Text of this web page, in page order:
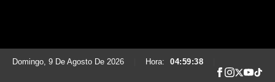
Domingo, 9 De Agosto De 2026 Hora: 04:59:39